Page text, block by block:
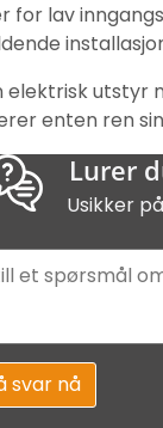
for lav
elektrisk utstyr
enten ren
svar nå
Lurer
Usikker